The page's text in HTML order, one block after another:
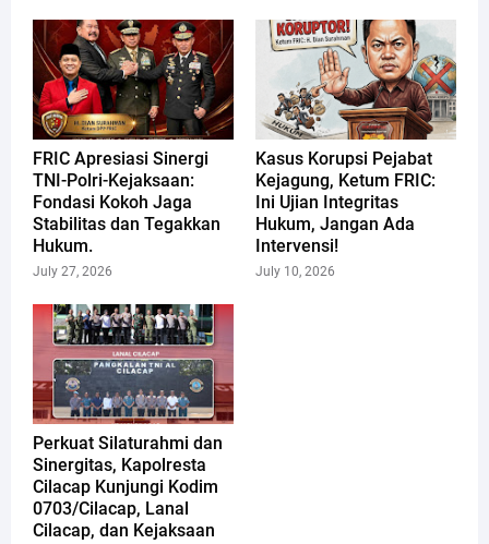
FRIC Apresiasi Sinergi
TNI-Polri-Kejaksaan:
Fondasi Kokoh Jaga
Stabilitas dan Tegakkan
Hukum.
July 27, 2026
Kasus Korupsi Pejabat
Kejagung, Ketum FRIC:
Ini Ujian Integritas
Hukum, Jangan Ada
Intervensi!
July 10, 2026
Perkuat Silaturahmi dan
Sinergitas, Kapolresta
Cilacap Kunjungi Kodim
0703/Cilacap, Lanal
Cilacap, dan Kejaksaan